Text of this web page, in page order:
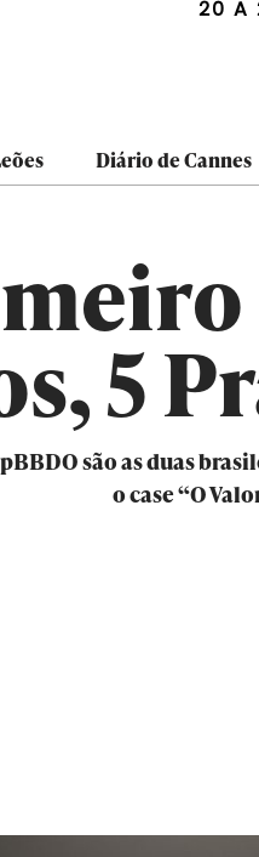
20 A
Diário de Cannes
5
são as duas
o case “O